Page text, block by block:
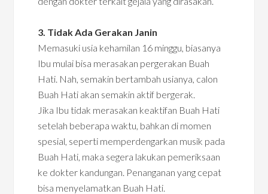
3. Tidak Ada Gerakan Janin
Memasuki usia kehamilan 16 minggu, biasanya
Ibu mulai bisa merasakan pergerakan Buah
Hati. Nah, semakin bertambah usianya, calon
Buah Hati akan semakin aktif bergerak.
Jika Ibu tidak merasakan keaktifan Buah Hati
setelah beberapa waktu, bahkan di momen
spesial, seperti memperdengarkan musik pada
Buah Hati, maka segera lakukan pemeriksaan
ke dokter kandungan. Penanganan yang cepat
bisa menyelamatkan Buah Hati.